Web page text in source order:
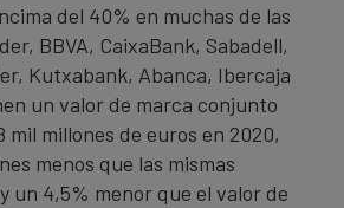
del 40% en muchas de las
BBVA, CaixaBank, Sabadell,
Kutxabank, Abanca, Ibercaja
un valor de marca conjunto
mil millones de euros en 2020,
menos que las mismas
un 4,5% menor que el valor de